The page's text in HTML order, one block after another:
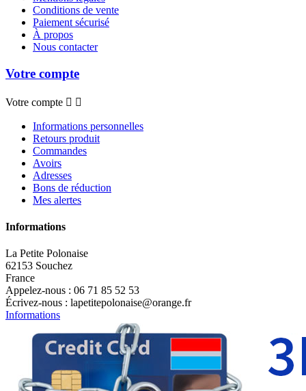
Conditions de vente
Paiement sécurisé
À propos
Nous contacter
Votre compte
Votre compte  
Informations personnelles
Retours produit
Commandes
Avoirs
Adresses
Bons de réduction
Mes alertes
Informations
La Petite Polonaise
62153 Souchez
France
Appelez-nous : 06 71 85 52 53
Écrivez-nous : lapetitepolonaise@orange.fr
Informations